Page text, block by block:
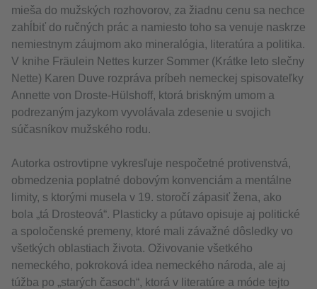
mieša do mužských rozhovorov, za žiadnu cenu sa nechce
zahĺbiť do ručných prác a namiesto toho sa venuje naskrze
nemiestnym záujmom ako mineralógia, literatúra a politika.
V knihe Fräulein Nettes kurzer Sommer (Krátke leto slečny
Nette) Karen Duve rozpráva príbeh nemeckej spisovateľky
Annette von Droste-Hülshoff, ktorá briskným umom a
podrezaným jazykom vyvolávala zdesenie u svojich
súčasníkov mužského rodu.
Autorka ostrovtipne vykresľuje nespočetné protivenstvá,
obmedzenia poplatné dobovým konvenciám a mentálne
limity, s ktorými musela v 19. storočí zápasiť žena, ako
bola „tá Drosteová“. Plasticky a pútavo opisuje aj politické
a spoločenské premeny, ktoré mali závažné dôsledky vo
všetkých oblastiach života. Oživovanie všetkého
nemeckého, pokroková idea nemeckého národa, ale aj
túžba po „starých časoch“, ktorá v literatúre a móde tejto